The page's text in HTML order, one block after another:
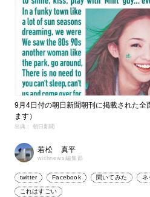
9月4日付の朝日新聞朝刊に掲載された全
ます）
出典： 朝日新聞
若松 真平
withnews編集部
twitter Facebook 聞いてみた ネ
これはすごい